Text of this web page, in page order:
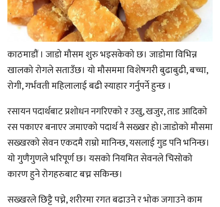
काठमाडौं । जाडो मौसम शुरु भइसकेको छ। जाडोमा विभिन्न
खालको रोगले सताउँछ। यो मौसममा विशेषगरी बुढाबुढी, बच्चा,
रोगी, गर्भवती महिलालाई बढी स्याहार गर्नुपर्ने हुन्छ ।
रसायन पदार्थबाट प्रशोधन नगरिएको र उखु, खजुर, ताड आदिको
रस पकाएर बनाएर जमाएको पदार्थ नै सख्खर हो।जाडोको मौसमा
सख्खरको सेवन एकदमै राम्रो मानिन्छ, यसलाई गुड पनि भनिन्छ।
यो गुणैगुणले भरिपूर्ण छ। यसको नियमित सेवनले चिसोको
कारण हुने रोगहरुबाट बच्न सकिन्छ।
सख्खरले छिट्टै पच्ने, शरीरमा रगत बढाउने र भोक जगाउने काम